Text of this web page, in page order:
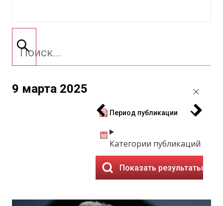
9 марта 2025
Период публикации
Категории публикаций
Показать результаты